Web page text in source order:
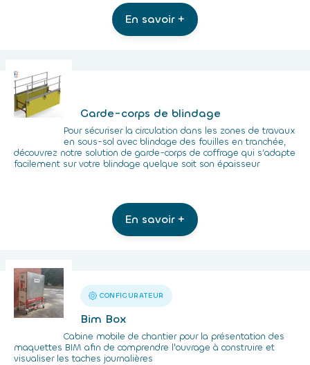
En savoir +
Garde-corps de blindage
Pour sécuriser la circulation dans les zones de travaux
en sous-sol avec blindage des fouilles en tranchée,
découvrez notre solution de garde-corps de coffrage qui s’adapte
facilement sur votre blindage quelque soit son épaisseur
En savoir +
CONFIGURATEUR
Bim Box
Cabine mobile de chantier pour la présentation des
maquettes BIM afin de comprendre l'ouvrage à construire et
visualiser les taches journalières